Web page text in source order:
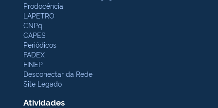
Prodocência
LAPETRO
CNPq
CAPES
Periódicos
FADEX
FINEP
Desconectar da Rede
Site Legado
Atividades